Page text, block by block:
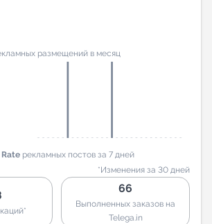
размещений в месяц
Rate рекламных постов за 7 дней
*Изменения за 30 дней
66
Выполненных заказов на
Telega.in